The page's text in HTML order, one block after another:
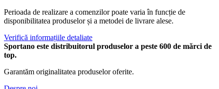
Perioada de realizare a comenzilor poate varia în funcție de
disponibilitatea produselor și a metodei de livrare alese.
Verifică informațiile detaliate
Sportano este distribuitorul produselor a peste 600 de mărci de
top.
Garantăm originalitatea produselor oferite.